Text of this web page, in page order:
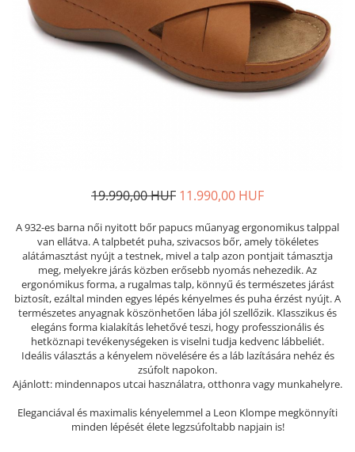
Női nyitott papucs - DOSS
Női szandál - DOSS
Férfi nyitott papucs - DOSS
PIUMETTA - gördülő talpú lábbeli
LEON KLOMPE LÁBBELI
Női csukott papucs - Leon
Férfi csukott papucs - Leon
Női nyitott papucs - Leon
Női szandál - Leon
Férfi nyitott papucs
NYÁRI NŐI LÁBBELI KOLLEKCIÓ
NYARI FÉRFI LÁBBELI KOLLEKCIÓ
19.990,00 HUF 11.990,00 HUF
A 932-es barna női nyitott bőr papucs műanyag ergonomikus talppal
van ellátva. A talpbetét puha, szivacsos bőr, amely tökéletes
alátámasztást nyújt a testnek, mivel a talp azon pontjait támasztja
meg, melyekre járás közben erősebb nyomás nehezedik. Az
ergonómikus forma, a rugalmas talp, könnyű és természetes járást
biztosít, ezáltal minden egyes lépés kényelmes és puha érzést nyújt. A
természetes anyagnak köszönhetően lába jól szellőzik. Klasszikus és
elegáns forma kialakítás lehetővé teszi, hogy professzionális és
hetköznapi tevékenységeken is viselni tudja kedvenc lábbeliét.
Ideális választás a kényelem növelésére és a láb lazítására nehéz és
zsúfolt napokon.
Ajánlott: mindennapos utcai használatra, otthonra vagy munkahelyre.
Eleganciával és maximalis kényelemmel a Leon Klompe megkönnyíti
minden lépését élete legzsúfoltabb napjain is!